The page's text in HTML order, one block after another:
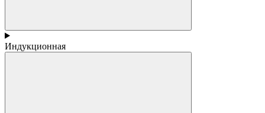
Индукционная